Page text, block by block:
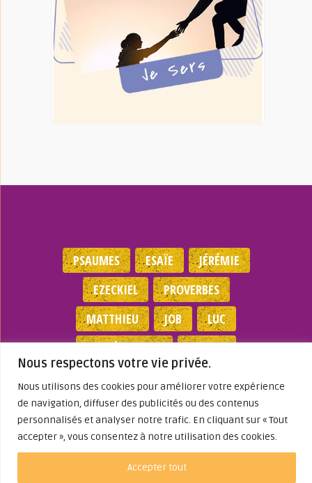
Nous respectons votre vie privée.
Nous utilisons des cookies pour améliorer votre expérience
de navigation, diffuser des publicités ou des contenus
personnalisés et analyser notre trafic. En cliquant sur « Tout
accepter », vous consentez à notre utilisation des cookies.
Accepter tout
PSAUMES ESAÏE
JÉRÉMIE
EZECKIEL
PROVERBES
MATTHIEU
JOB
LUC
DEUTÉRONOME
EXODES
Mentions légales|Politique de
confidentialité
Partenaires |Dieu A Agi
© 2026